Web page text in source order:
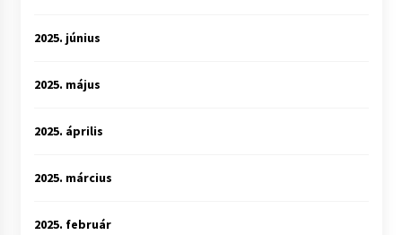
2025. június
2025. május
2025. április
2025. március
2025. február